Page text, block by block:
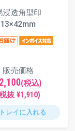
浸透角型印
13×42mm
販売価格
(税込)
抜 ¥1,910)
トレイに入れる